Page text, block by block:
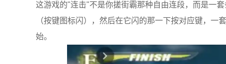
这游戏的"连击"不是你搓街霸那种自由连段，而是一
（按键图标闪），然后在它闪的那一下按对应键，
始。